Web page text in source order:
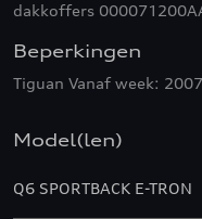
dakkoffers
Beperkingen
Tiguan Vanaf week:
Model(len)
Q6 SPORTBACK E-TRON